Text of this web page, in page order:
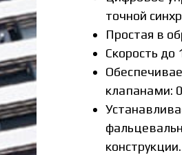
точной
Простая в
Скорость до
клапанами:
конструкции.